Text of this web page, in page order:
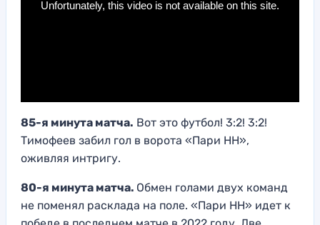
85-я минута матча. Вот это футбол! 3:2! 3:2!
Тимофеев забил гол в ворота «Пари НН»,
оживляя интригу.
80-я минута матча. Обмен голами двух команд
не поменял расклада на поле. «Пари НН» идет к